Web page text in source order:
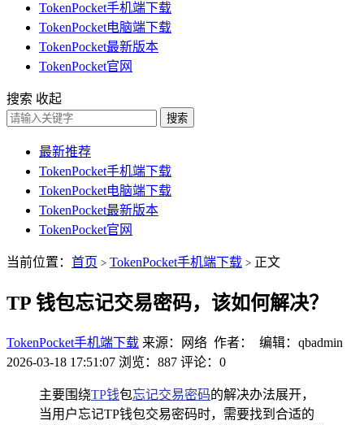
TokenPocket手机端下载
TokenPocket电脑端下载
TokenPocket最新版本
TokenPocket官网
搜索 收起
搜索
最新推荐
TokenPocket手机端下载
TokenPocket电脑端下载
TokenPocket最新版本
TokenPocket官网
当前位置： 首页 > TokenPocket手机端下载 > 正文
TP 钱包忘记交易密码，该如何解决？
TokenPocket手机端下载 来源：网络 作者： 编辑：qbadmin
2026-03-18 17:51:07 浏览：887 评论：0
主要围绕TP钱包忘记交易密码的解决办法展开，
当用户忘记TP钱包交易密码时，需要找到合适的